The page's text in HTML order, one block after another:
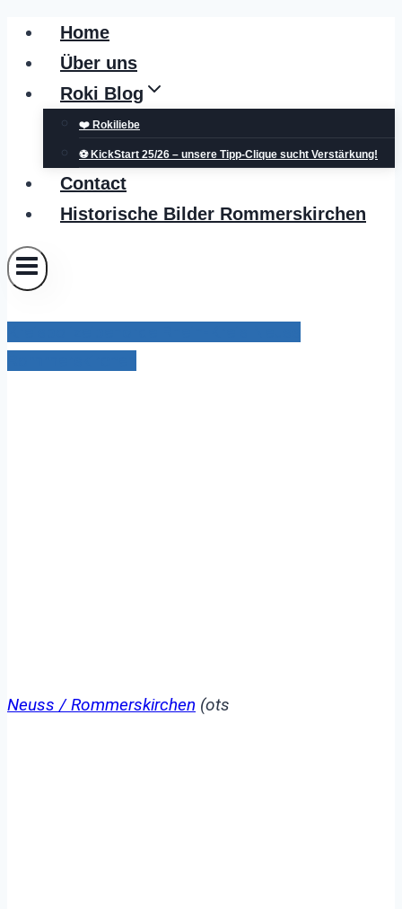
Zum
Inhalt
springen
Home
Über uns
Roki Blog
❤️ Rokiliebe
⚽ KickStart 25/26 – unsere Tipp-Clique sucht Verstärkung!
Contact
Historische Bilder Rommerskirchen
Neuss / Rommerskirchen (ots